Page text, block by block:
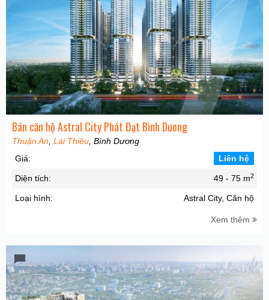
Bán căn hộ Astral City Phát Đạt Bình Dương
Thuận An Lái Thiêu , Bình Dương
Giá:
Liên hệ
Diện tích: 49 - 75 m2
Loại hình: Astral City, Căn hộ
Xem thêm